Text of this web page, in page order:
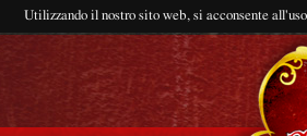
Utilizzando il nostro sito web, si acconsente